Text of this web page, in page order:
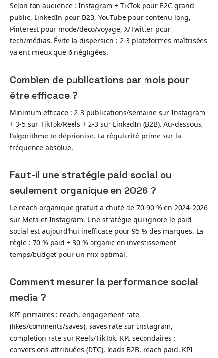
Selon ton audience : Instagram + TikTok pour B2C grand
public, LinkedIn pour B2B, YouTube pour contenu long,
Pinterest pour mode/déco/voyage, X/Twitter pour
tech/médias. Évite la dispersion : 2-3 plateformes maîtrisées
valent mieux que 6 négligées.
Combien de publications par mois pour
être efficace ?
Minimum efficace : 2-3 publications/semaine sur Instagram
+ 3-5 sur TikTok/Reels + 2-3 sur LinkedIn (B2B). Au-dessous,
l’algorithme te déprionise. La régularité prime sur la
fréquence absolue.
Faut-il une stratégie paid social ou
seulement organique en 2026 ?
Le reach organique gratuit a chuté de 70-90 % en 2024-2026
sur Meta et Instagram. Une stratégie qui ignore le paid
social est aujourd’hui inefficace pour 95 % des marques. La
règle : 70 % paid + 30 % organic en investissement
temps/budget pour un mix optimal.
Comment mesurer la performance social
media ?
KPI primaires : reach, engagement rate
(likes/comments/saves), saves rate sur Instagram,
completion rate sur Reels/TikTok. KPI secondaires :
conversions attribuées (DTC), leads B2B, reach paid. KPI